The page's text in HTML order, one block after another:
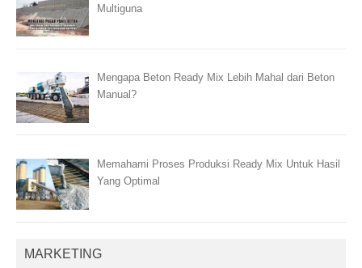
Multiguna
Mengapa Beton Ready Mix Lebih Mahal dari Beton
Manual?
Memahami Proses Produksi Ready Mix Untuk Hasil
Yang Optimal
MARKETING